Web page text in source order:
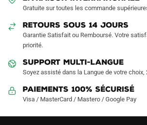
choisies
la
page
produit
Gratuite sur toutes les commande
RETOURS SOUS 14 JOURS
Garantie Satisfait ou Remboursé. Votre
priorité.
SUPPORT MULTI-LANGUE
Soyez assisté dans la Langue de votre choix,
Paiements 100% Sécurisé
Visa / MasterCard / Mastero / Google Pay